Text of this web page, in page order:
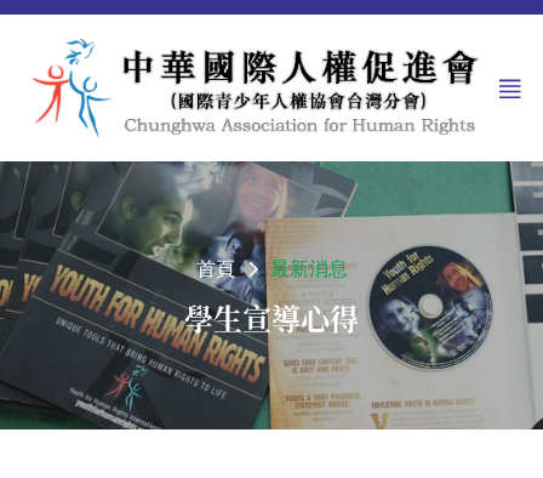
首頁 最新消息
學生宣導心得